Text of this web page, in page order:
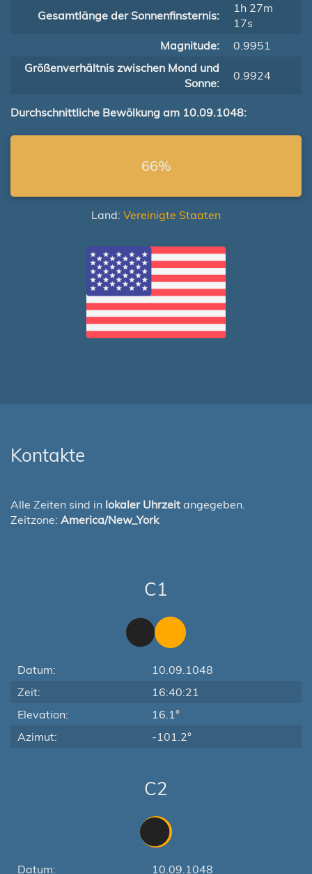
Gesamtlänge der Sonnenfinsternis:
1h 27m
17s
Magnitude:
0.9951
Größenverhältnis zwischen Mond und
Sonne:
0.9924
Durchschnittliche Bewölkung am 10.09.1048:
66%
Land: Vereinigte Staaten
Kontakte
Alle Zeiten sind in lokaler Uhrzeit angegeben.
Zeitzone: America/New_York
C1
Datum:
10.09.1048
Zeit:
16:40:21
Elevation:
16.1°
Azimut:
-101.2°
C2
Datum: 10.09.1048